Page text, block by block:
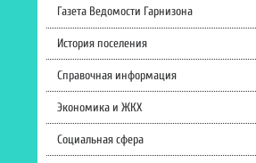
Газета Ведомости Гарнизона
История поселения
Справочная информация
Экономика и ЖКХ
Социальная сфера